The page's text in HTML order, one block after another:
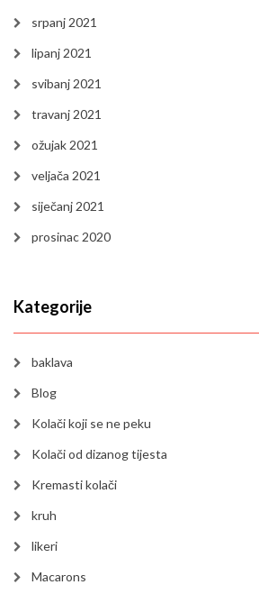
srpanj 2021
lipanj 2021
svibanj 2021
travanj 2021
ožujak 2021
veljača 2021
siječanj 2021
prosinac 2020
Kategorije
baklava
Blog
Kolači koji se ne peku
Kolači od dizanog tijesta
Kremasti kolači
kruh
likeri
Macarons